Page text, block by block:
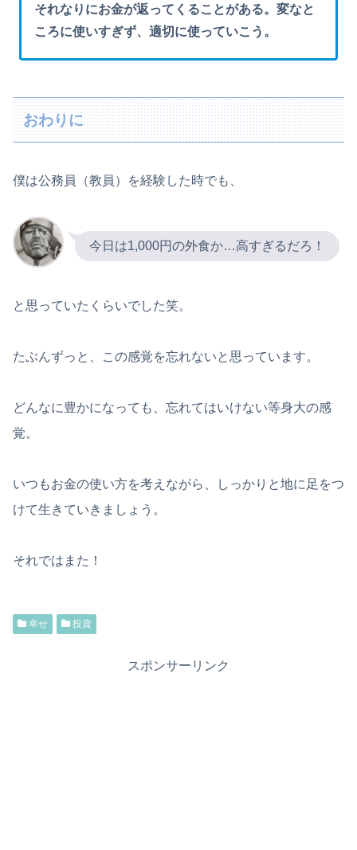
それなりにお金が返ってくることがある。変なと
ころに使いすぎず、適切に使っていこう。
おわりに
僕は公務員（教員）を経験した時でも、
今日は1,000円の外食か…高すぎるだろ！
と思っていたくらいでした笑。
たぶんずっと、この感覚を忘れないと思っています。
どんなに豊かになっても、忘れてはいけない等身大の感
覚。
いつもお金の使い方を考えながら、しっかりと地に足をつ
けて生きていきましょう。
それではまた！
幸せ 投資
スポンサーリンク